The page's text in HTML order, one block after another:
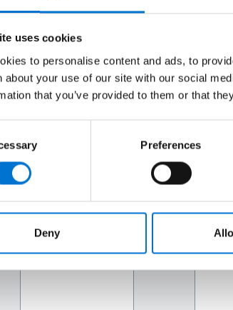
uses cookies
to personalise content and ads, to
about your use of our site with our social
that you’ve provided to them or that
Preferences
Deny
hasta la
cada momento.
son empresas independientes,
carpintería de aluminio a medida en sus
todas las fases del proyecto, desde el
2